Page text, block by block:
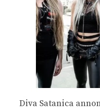
Diva Satanica